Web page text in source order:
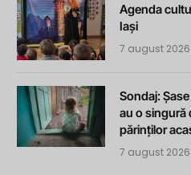
Agenda
Iași
7 august 2026
Sondaj:
au o singură
părinților
7 august 2026